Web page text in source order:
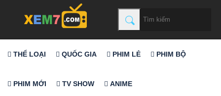
THỂ LOẠI QUỐC GIA PHIM LẺ PHIM BỘ
PHIM MỚI TV SHOW ANIME